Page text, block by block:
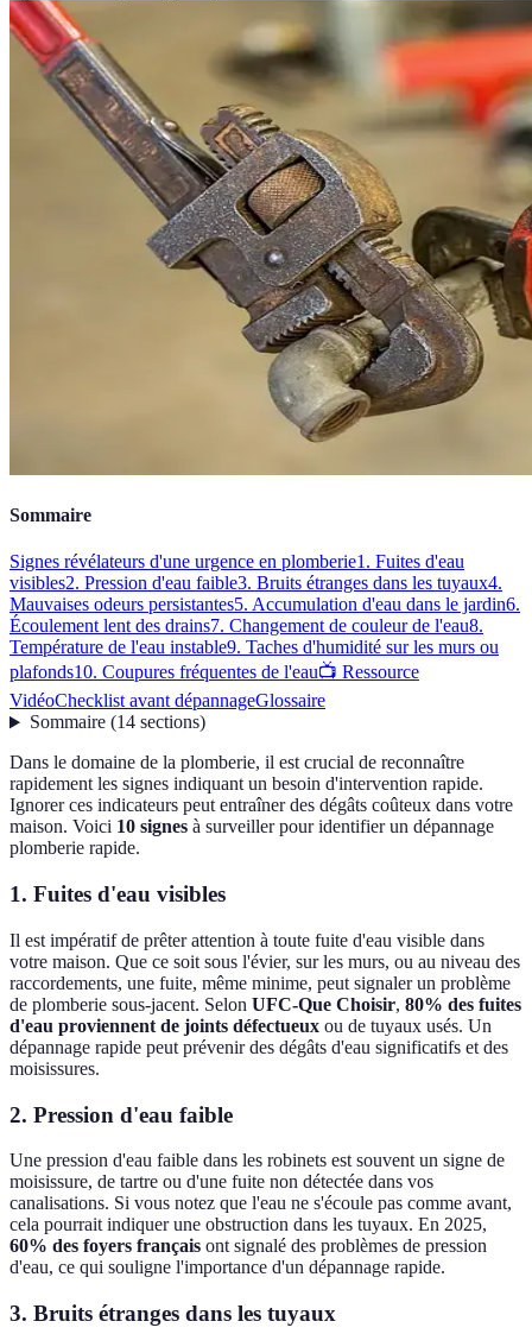
Sommaire
Signes révélateurs d'une urgence en plomberie1. Fuites d'eau
visibles2. Pression d'eau faible3. Bruits étranges dans les tuyaux4.
Mauvaises odeurs persistantes5. Accumulation d'eau dans le jardin6.
Écoulement lent des drains7. Changement de couleur de l'eau8.
Température de l'eau instable9. Taches d'humidité sur les murs ou
plafonds10. Coupures fréquentes de l'eau📺 Ressource
VidéoChecklist avant dépannageGlossaire
Sommaire(14 sections)
Dans le domaine de la plomberie, il est crucial de reconnaître
rapidement les signes indiquant un besoin d'intervention rapide.
Ignorer ces indicateurs peut entraîner des dégâts coûteux dans votre
maison. Voici 10 signes à surveiller pour identifier un dépannage
plomberie rapide.
1. Fuites d'eau visibles
Il est impératif de prêter attention à toute fuite d'eau visible dans
votre maison. Que ce soit sous l'évier, sur les murs, ou au niveau des
raccordements, une fuite, même minime, peut signaler un problème
de plomberie sous-jacent. Selon UFC-Que Choisir, 80% des fuites
d'eau proviennent de joints défectueux ou de tuyaux usés. Un
dépannage rapide peut prévenir des dégâts d'eau significatifs et des
moisissures.
2. Pression d'eau faible
Une pression d'eau faible dans les robinets est souvent un signe de
moisissure, de tartre ou d'une fuite non détectée dans vos
canalisations. Si vous notez que l'eau ne s'écoule pas comme avant,
cela pourrait indiquer une obstruction dans les tuyaux. En 2025,
60% des foyers français ont signalé des problèmes de pression
d'eau, ce qui souligne l'importance d'un dépannage rapide.
3. Bruits étranges dans les tuyaux